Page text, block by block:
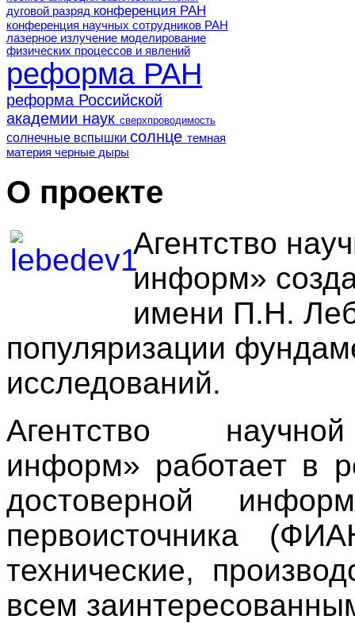
дуговой разряд конференция РАН
конференция научных сотрудников РАН
лазерное излучение моделирование
физических процессов и явлений
реформа РАН
реформа Российской
академии наук сверхпроводимость
солнечные вспышки солнце темная
материя черные дыры
О проекте
Агентство
информ»
имени П.Н.
популяризации
исследований.
Агентство
информ» работает в
достоверной
первоисточника
технические,
всем